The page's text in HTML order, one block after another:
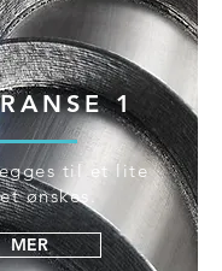
1
til et lite
ønskes.
MER